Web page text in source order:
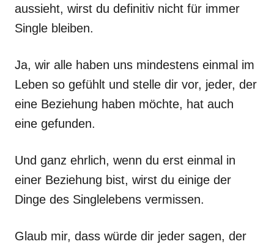
aussieht, wirst du definitiv nicht für immer
Single bleiben.
Ja, wir alle haben uns mindestens einmal im
Leben so gefühlt und stelle dir vor, jeder, der
eine Beziehung haben möchte, hat auch
eine gefunden.
Und ganz ehrlich, wenn du erst einmal in
einer Beziehung bist, wirst du einige der
Dinge des Singlelebens vermissen.
Glaub mir, dass würde dir jeder sagen, der